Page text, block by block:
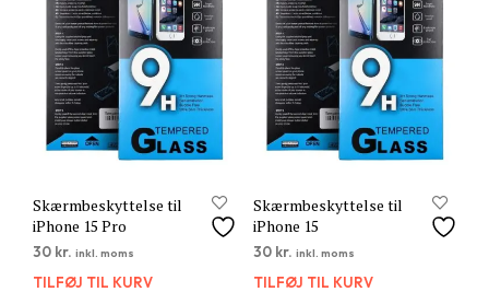
Skærmbeskyttelse til
iPhone 15 Pro
30 kr. inkl. moms
TILFØJ TIL KURV
Skærmbeskyttelse til
iPhone 15
30 kr. inkl. moms
TILFØJ TIL KURV